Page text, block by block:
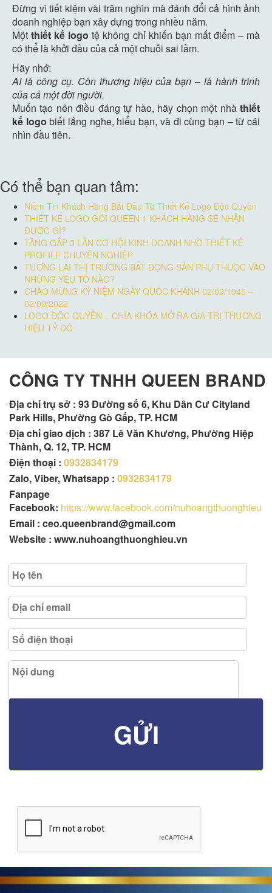
Đừng vì tiết kiệm vài trăm nghìn mà đánh đổi cả hình ảnh
doanh nghiệp bạn xây dựng trong nhiều năm.
Mộtthiết kế logo tệ không chỉ khiến bạn mất điểm – mà
có thể là khởi đầu của cả một chuỗi sai lầm.
Hãy nhớ:
AI là công cụ. Còn thương hiệu của bạn – là hành trình
của cả một đời người.
Muốn tạo nên điều đáng tự hào, hãy chọn một nhà thiết
kế logo biết lắng nghe, hiểu bạn, và đi cùng bạn – từ cái
nhìn đầu tiên.
Có thể bạn quan tâm:
Niềm Tin Khách Hàng Bắt Đầu Từ Thiết Kế Logo Độc Quyền
THIẾT KẾ LOGO GÓI QUEEN 1 KHÁCH HÀNG SẼ NHẬN
ĐƯỢC GÌ?
TĂNG GẤP 3 LẦN CƠ HỘI KINH DOANH NHỜ THIẾT KẾ
PROFILE CHUYÊN NGHIỆP
TƯƠNG LAI THỊ TRƯỜNG BẤT ĐỘNG SẢN PHỤ THUỘC VÀO
NHỮNG YẾU TỐ NÀO?
CHÀO MỪNG KỶ NIỆM NGÀY QUỐC KHÁNH 02/09/1945 –
02/09/2022
LOGO ĐỘC QUYỀN – CHÌA KHÓA MỞ RA GIÁ TRỊ THƯƠNG
HIỆU TỶ ĐÔ
CÔNG TY TNHH QUEEN BRAND
Địa chỉ trụ sở : 93 Đường số 6, Khu Dân Cư Cityland
Park Hills, Phường Gò Gấp, TP. HCM
Địa chỉ giao dịch : 387 Lê Văn Khương, Phường Hiệp
Thành, Q. 12, TP. HCM
Điện thoại : 0932834179
Zalo, Viber, Whatsapp : 0932834179
Fanpage
Facebook: https://www.facebook.com/nuhoangthuonghieu
Email : ceo.queenbrand@gmail.com
Website : www.nuhoangthuonghieu.vn